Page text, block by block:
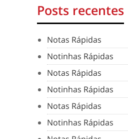
Posts recentes
Notas Rápidas
Notinhas Rápidas
Notas Rápidas
Notinhas Rápidas
Notas Rápidas
Notinhas Rápidas